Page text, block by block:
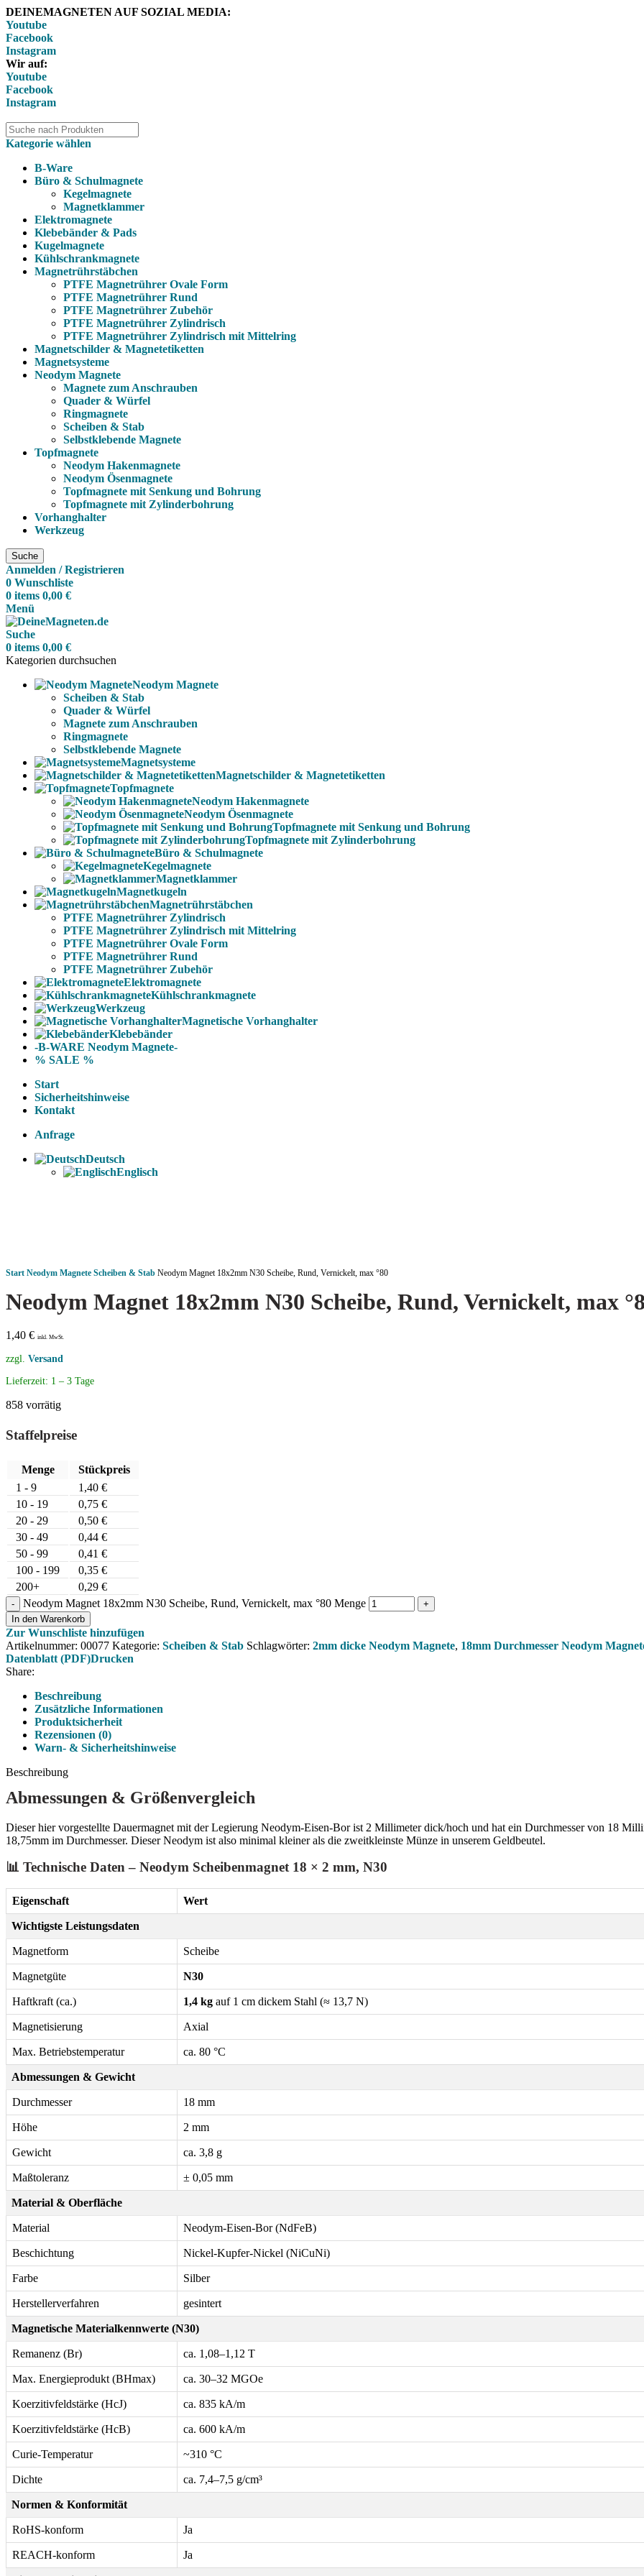
DEINEMAGNETEN AUF SOZIAL MEDIA:
Youtube
Facebook
Instagram
Wir auf:
Youtube
Facebook
Instagram
Kategorie wählen
B-Ware
Büro & Schulmagnete
Kegelmagnete
Magnetklammer
Elektromagnete
Klebebänder & Pads
Kugelmagnete
Kühlschrankmagnete
Magnetrührstäbchen
PTFE Magnetrührer Ovale Form
PTFE Magnetrührer Rund
PTFE Magnetrührer Zubehör
PTFE Magnetrührer Zylindrisch
PTFE Magnetrührer Zylindrisch mit Mittelring
Magnetschilder & Magnetetiketten
Magnetsysteme
Neodym Magnete
Magnete zum Anschrauben
Quader & Würfel
Ringmagnete
Scheiben & Stab
Selbstklebende Magnete
Topfmagnete
Neodym Hakenmagnete
Neodym Ösenmagnete
Topfmagnete mit Senkung und Bohrung
Topfmagnete mit Zylinderbohrung
Vorhanghalter
Werkzeug
Suche
Anmelden / Registrieren
0 Wunschliste
0 items 0,00 €
Menü
Suche
0 items 0,00 €
Kategorien durchsuchen
Neodym Magnete
Scheiben & Stab
Quader & Würfel
Magnete zum Anschrauben
Ringmagnete
Selbstklebende Magnete
Magnetsysteme
Magnetschilder & Magnetetiketten
Topfmagnete
Neodym Hakenmagnete
Neodym Ösenmagnete
Topfmagnete mit Senkung und Bohrung
Topfmagnete mit Zylinderbohrung
Büro & Schulmagnete
Kegelmagnete
Magnetklammer
Magnetkugeln
Magnetrührstäbchen
PTFE Magnetrührer Zylindrisch
PTFE Magnetrührer Zylindrisch mit Mittelring
PTFE Magnetrührer Ovale Form
PTFE Magnetrührer Rund
PTFE Magnetrührer Zubehör
Elektromagnete
Kühlschrankmagnete
Werkzeug
Magnetische Vorhanghalter
Klebebänder
-B-WARE Neodym Magnete-
% SALE %
Start
Sicherheitshinweise
Kontakt
Anfrage
Deutsch
Englisch
Start Neodym Magnete Scheiben & Stab Neodym Magnet 18x2mm N30 Scheibe, Rund, Vernickelt, max °80
Neodym Magnet 18x2mm N30 Scheibe, Rund, Vernickelt, max
1,40 € inkl. MwSt.
zzgl. Versand
Lieferzeit: 1 – 3 Tage
858 vorrätig
Staffelpreise
Menge
Stückpreis
1 - 9
1,40 €
10 - 19
0,75 €
20 - 29
0,50 €
30 - 49
0,44 €
50 - 99
0,41 €
100 - 199
0,35 €
200+
0,29 €
Neodym Magnet 18x2mm N30 Scheibe, Rund, Vernickelt, max °80 Menge
In den Warenkorb
Zur Wunschliste hinzufügen
Artikelnummer: 00077 Kategorie: Scheiben & Stab Schlagwörter: 2mm dicke Neodym Magnete, 18mm Durchmesser Neodym
Datenblatt (PDF)Drucken
Share:
Beschreibung
Zusätzliche Informationen
Produktsicherheit
Rezensionen (0)
Warn- & Sicherheitshinweise
Beschreibung
Abmessungen & Größenvergleich
Dieser hier vorgestellte Dauermagnet mit der Legierung Neodym-Eisen-Bor ist 2 Millimeter dick/hoch und hat ein Durchmesser von 18
18,75mm im Durchmesser. Dieser Neodym ist also minimal kleiner als die zweitkleinste Münze in unserem Geldbeutel.
📊 Technische Daten – Neodym Scheibenmagnet 18 × 2 mm, N30
Eigenschaft Wert
Wichtigste Leistungsdaten
Magnetform Scheibe
Magnetgüte N30
Haftkraft (ca.) 1,4 kg auf 1 cm dickem Stahl (≈ 13,7 N)
Magnetisierung Axial
Max. Betriebstemperatur ca. 80 °C
Abmessungen & Gewicht
Durchmesser 18 mm
Höhe 2 mm
Gewicht ca. 3,8 g
Maßtoleranz ± 0,05 mm
Material & Oberfläche
Material Neodym-Eisen-Bor (NdFeB)
Beschichtung Nickel-Kupfer-Nickel (NiCuNi)
Farbe Silber
Herstellerverfahren gesintert
Magnetische Materialkennwerte (N30)
Remanenz (Br) ca. 1,08–1,12 T
Max. Energieprodukt (BHmax) ca. 30–32 MGOe
Koerzitivfeldstärke (HcJ) ca. 835 kA/m
Koerzitivfeldstärke (HcB) ca. 600 kA/m
Curie-Temperatur ~310 °C
Dichte ca. 7,4–7,5 g/cm³
Normen & Konformität
RoHS-konform Ja
REACH-konform Ja